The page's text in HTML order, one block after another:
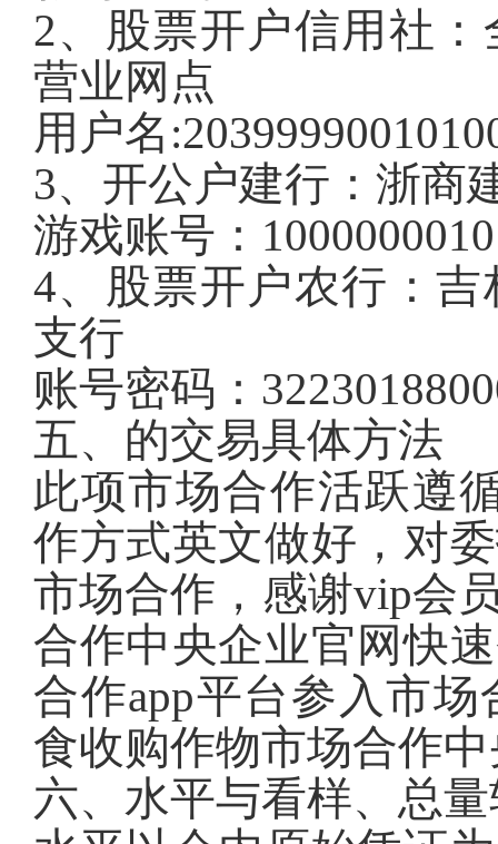
2、股票开户信用社
营业网点
用户名
3、开公户建行：浙商
游戏账号：
4、股票开户农行：
支行
账号密码：
五、的交易具体方法
此项市场合作活跃遵
作方式英文做好，对
市场合作，感谢vip会
合作中央企业官网快
合作app平台参入市
食收购作物市场合作
六、水平与看样、总